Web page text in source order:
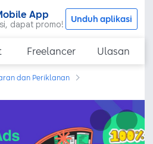
App
dapat promo! Unduh aplikasi
Freelancer Ulasan
dan Periklanan